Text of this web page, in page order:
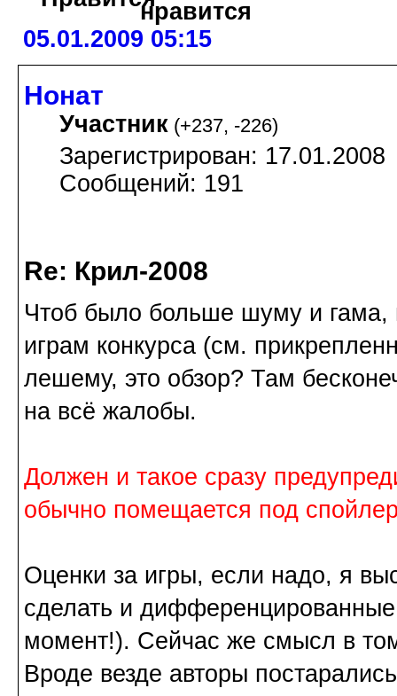
05.01.2009 05:15
Нонат
Участник (+237, -226)
Зарегистрирован: 17.01.2008
Сообщений: 191
Re: Крил-2008
Чтоб было больше шуму и гама,
играм конкурса (см.
лешему, это обзор? Там
на всё жалобы.
Должен и такое сразу
обычно помещается под
Оценки за игры, если надо, я
сделать и
момент!). Сейчас же смысл в
Вроде везде авторы